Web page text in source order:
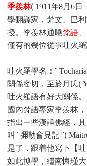
季羨林( 1911年8月6日
學翻譯家，梵文、巴
授。季羨林通曉梵語
僅有的幾位從事吐火
吐火羅學名 ： "
關係密切，至於月氏(
吐火羅語有好大關係。
國內梵語專家季羨林
指出一些漢譯佛經，
叫" 彌勒會見記 "(
是了，跟着他寫下【
如此博學，繼南懷瑾大